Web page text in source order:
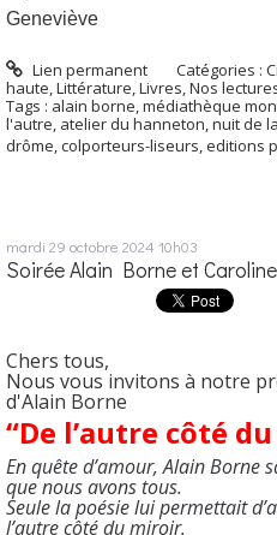
Geneviève
Lien permanent Catégories :
haute,Littérature,Livres,Nos
Tags : alain borne,médiathèque
l'autre, atelier du hanneton,nuit de
drôme,colporteurs-liseurs,editions
mardi 29 octobre 2024 10h03
Soirée Alain Borne et
Chers tous,
Nous vous invitons à notre
d'Alain Borne
“De l’autre côté
En quête d’amour, Alain Borne
que nous avons tous.
Seule la poésie lui permettait
l’autre côté du miroir.